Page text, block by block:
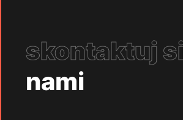
skontaktuj
nami